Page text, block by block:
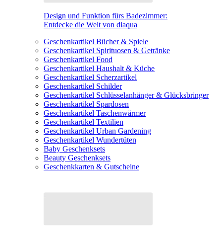
Design und Funktion fürs Badezimmer:
Entdecke die Welt von diaqua
Geschenkartikel Bücher & Spiele
Geschenkartikel Spirituosen & Getränke
Geschenkartikel Food
Geschenkartikel Haushalt & Küche
Geschenkartikel Scherzartikel
Geschenkartikel Schilder
Geschenkartikel Schlüsselanhänger & Glücksbringer
Geschenkartikel Spardosen
Geschenkartikel Taschenwärmer
Geschenkartikel Textilien
Geschenkartikel Urban Gardening
Geschenkartikel Wundertüten
Baby Geschenksets
Beauty Geschenksets
Geschenkkarten & Gutscheine